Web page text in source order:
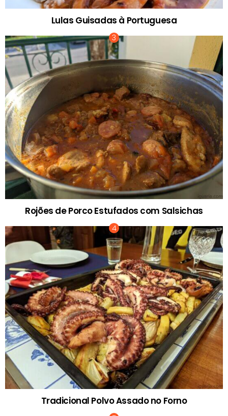
Lulas Guisadas à Portuguesa
Rojões de Porco Estufados com Salsichas
Tradicional Polvo Assado no Forno